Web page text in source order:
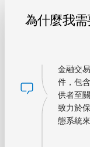
為什麼我
金融交
件，包
供者至
致力於
態系統